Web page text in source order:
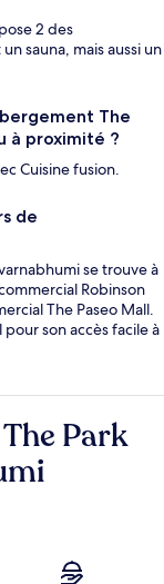
2 des
sauna, mais aussi un
The
à proximité ?
Cuisine fusion.
de
se trouve à
Robinson
The Paseo Mall.
son accès facile à
Park